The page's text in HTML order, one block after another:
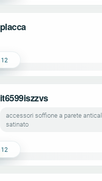
placca
12
it6599iszzvs
accessori soffione a parete
satinato
12